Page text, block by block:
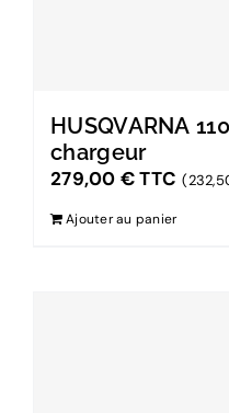
HUSQVARNA
chargeur
279,00 €TTC
Ajouter au panier